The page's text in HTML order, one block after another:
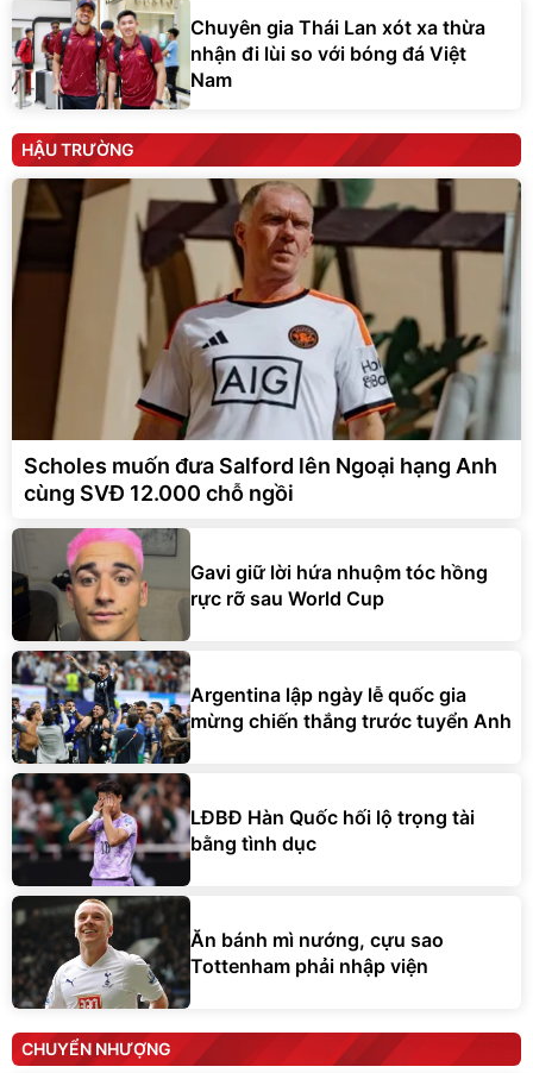
Chuyên gia Thái Lan xót xa thừa
nhận đi lùi so với bóng đá Việt
Nam
HẬU TRƯỜNG
Scholes muốn đưa Salford lên Ngoại hạng Anh
cùng SVĐ 12.000 chỗ ngồi
Gavi giữ lời hứa nhuộm tóc hồng
rực rỡ sau World Cup
Argentina lập ngày lễ quốc gia
mừng chiến thắng trước tuyển Anh
LĐBĐ Hàn Quốc hối lộ trọng tài
bằng tình dục
Ăn bánh mì nướng, cựu sao
Tottenham phải nhập viện
CHUYỂN NHƯỢNG